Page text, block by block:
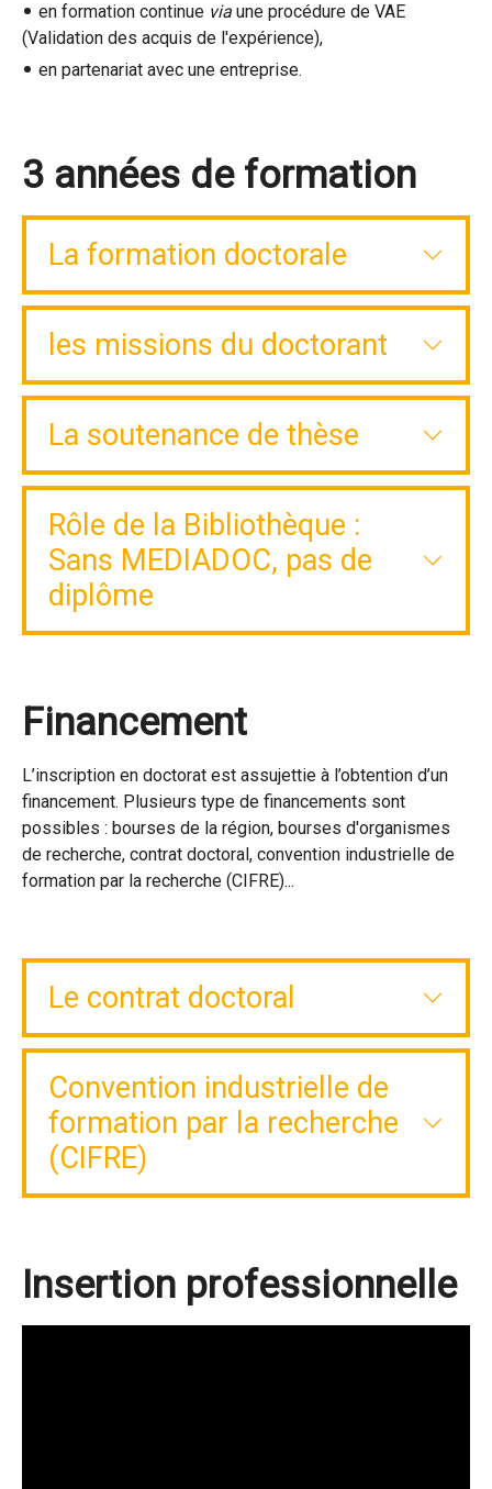
en formation continue via une procédure de VAE
(Validation des acquis de l'expérience),
en partenariat avec une entreprise.
3 années de formation
La formation doctorale
les missions du doctorant
La soutenance de thèse
Rôle de la Bibliothèque :
Sans MEDIADOC, pas de
diplôme
Financement
L’inscription en doctorat est assujettie à l’obtention d’un
financement. Plusieurs type de financements sont
possibles : bourses de la région, bourses d'organismes
de recherche, contrat doctoral, convention industrielle de
formation par la recherche (CIFRE)...
Le contrat doctoral
Convention industrielle de
formation par la recherche
(CIFRE)
Insertion professionnelle